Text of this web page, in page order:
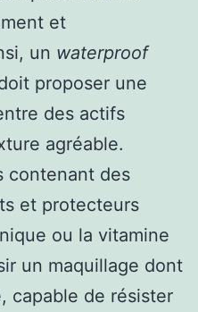
et
un waterproof
proposer une
des actifs
agréable.
contenant des
et protecteurs
ou la vitamine
un maquillage dont
capable de résister